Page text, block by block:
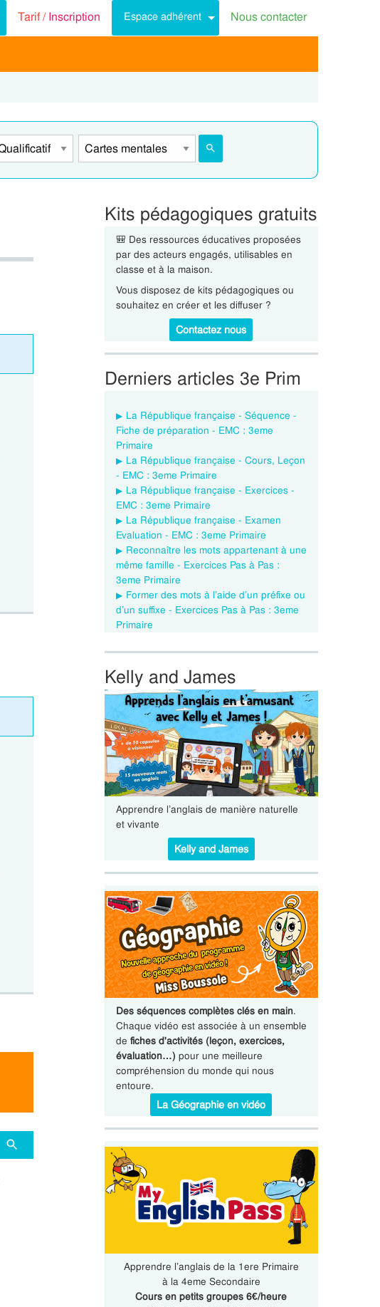
Tarif /Inscription Espace adhérent Nous contacter
Kits pédagogiques gratuits
🎒 Des ressources éducatives proposées
par des acteurs engagés, utilisables en
classe et à la maison.
Vous disposez de kits pédagogiques ou
souhaitez en créer et les diffuser ?
Contactez nous
Derniers articles 3e Prim
La République française - Séquence -
Fiche de préparation - EMC : 3eme
Primaire
La République française - Cours, Leçon
- EMC : 3eme Primaire
La République française - Exercices -
EMC : 3eme Primaire
La République française - Examen
Evaluation - EMC : 3eme Primaire
Reconnaître les mots appartenant à une
même famille - Exercices Pas à Pas :
3eme Primaire
Former des mots à l’aide d’un préfixe ou
d’un suffixe - Exercices Pas à Pas : 3eme
Primaire
Kelly and James
Apprendre l’anglais de manière naturelle
et vivante
Kelly and James
Des séquences complètes clés en main.
Chaque vidéo est associée à un ensemble
de fiches d'activités (leçon, exercices,
évaluation…) pour une meilleure
compréhension du monde qui nous
entoure.
La Géographie en vidéo
Apprendre l’anglais de la 1ere Primaire
à la 4eme Secondaire
Cours en petits groupes 6€/heure